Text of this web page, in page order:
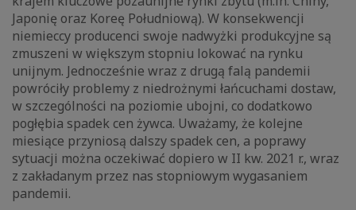
Japonię oraz Koreę Południową). W konsekwencji
niemieccy producenci swoje nadwyżki produkcyjne są
zmuszeni w większym stopniu lokować na rynku
unijnym. Jednocześnie wraz z drugą falą pandemii
powróciły problemy z niedrożnymi łańcuchami dostaw,
w szczególności na poziomie ubojni, co dodatkowo
pogłębia spadek cen żywca. Uważamy, że kolejne
miesiące przyniosą dalszy spadek cen, a poprawy
sytuacji można oczekiwać dopiero w II kw. 2021 r., wraz
z zakładanym przez nas stopniowym wygasaniem
pandemii.